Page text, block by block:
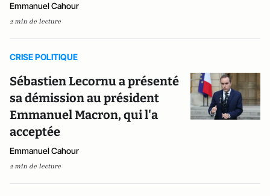
Emmanuel Cahour
2 min de lecture
CRISE POLITIQUE
Sébastien Lecornu a présenté
sa démission au président
Emmanuel Macron, qui l'a
acceptée
Emmanuel Cahour
2 min de lecture